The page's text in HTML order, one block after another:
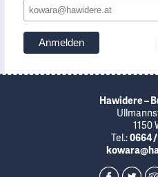
Hawidere –
1150
Tel.:0664 /